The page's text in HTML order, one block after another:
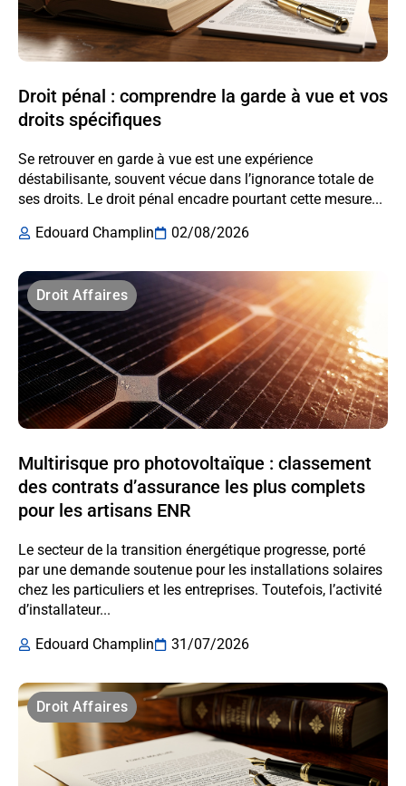
Droit pénal : comprendre la garde à vue et vos
droits spécifiques
Se retrouver en garde à vue est une expérience
déstabilisante, souvent vécue dans l’ignorance totale de
ses droits. Le droit pénal encadre pourtant cette mesure...
Edouard Champlin
02/08/2026
Droit Affaires
Multirisque pro photovoltaïque : classement
des contrats d’assurance les plus complets
pour les artisans ENR
Le secteur de la transition énergétique progresse, porté
par une demande soutenue pour les installations solaires
chez les particuliers et les entreprises. Toutefois, l’activité
d’installateur...
Edouard Champlin
31/07/2026
Droit Affaires